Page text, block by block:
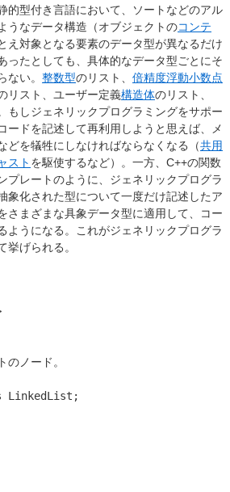
的型付き言語において、ソートなどのアル
うなデータ構造（オブジェクトのコンテ
え対象となる要素のデータ型が異なるだけ
ったとしても、具体的なデータ型ごとにそ
ない。 整数型のリスト、 倍精度浮動小数点
リスト、ユーザー定義構造体のリスト、
もしジェネリックプログラミングをサポー
ードを記述して再利用しようと思えば、メ
どを犠牲にしなければならなくなる（共用
スト を駆使するなど）。一方、C++の関数
プレートのように、ジェネリックプログラ
象化された型について一度だけ記述したア
さまざまな具象データ型に適用して、コー
ようになる。これがジェネリックプログラ
挙げられる。
ノード。
LinkedList ;